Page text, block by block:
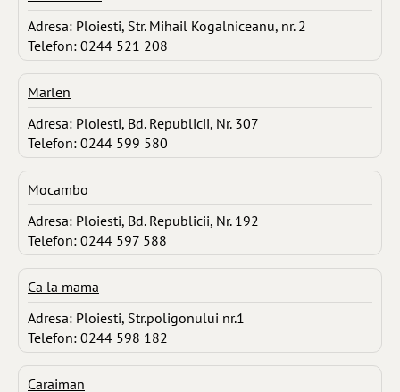
Adresa: Ploiesti, Str. Mihail Kogalniceanu, nr. 2
Telefon: 0244 521 208
Marlen
Adresa: Ploiesti, Bd. Republicii, Nr. 307
Telefon: 0244 599 580
Mocambo
Adresa: Ploiesti, Bd. Republicii, Nr. 192
Telefon: 0244 597 588
Ca la mama
Adresa: Ploiesti, Str.poligonului nr.1
Telefon: 0244 598 182
Caraiman